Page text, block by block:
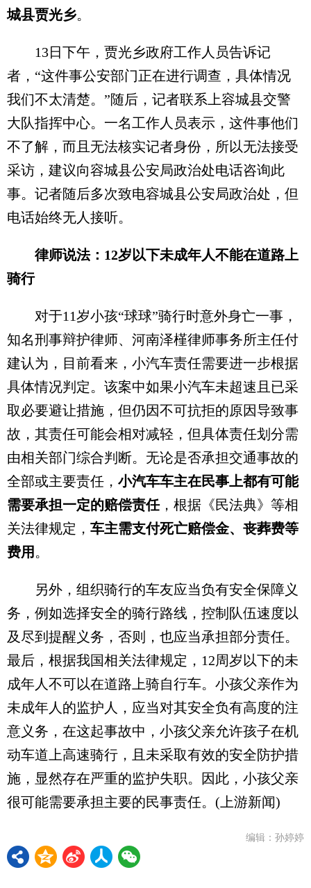
城县贾光乡。
13日下午，贾光乡政府工作人员告诉记
者，“这件事公安部门正在进行调查，具体情况
我们不太清楚。”随后，记者联系上容城县交警
大队指挥中心。一名工作人员表示，这件事他们
不了解，而且无法核实记者身份，所以无法接受
采访，建议向容城县公安局政治处电话咨询此
事。记者随后多次致电容城县公安局政治处，但
电话始终无人接听。
律师说法：12岁以下未成年人不能在道路上
骑行
对于11岁小孩“球球”骑行时意外身亡一事，
知名刑事辩护律师、河南泽槿律师事务所主任付
建认为，目前看来，小汽车责任需要进一步根据
具体情况判定。该案中如果小汽车未超速且已采
取必要避让措施，但仍因不可抗拒的原因导致事
故，其责任可能会相对减轻，但具体责任划分需
由相关部门综合判断。无论是否承担交通事故的
全部或主要责任， 小汽车车主在民事上都有可能
需要承担一定的赔偿责任，根据《民法典》等相
关法律规定， 车主需支付死亡赔偿金、丧葬费等
费用 。
另外，组织骑行的车友应当负有安全保障义
务，例如选择安全的骑行路线，控制队伍速度以
及尽到提醒义务，否则，也应当承担部分责任。
最后，根据我国相关法律规定，12周岁以下的未
成年人不可以在道路上骑自行车。小孩父亲作为
未成年人的监护人，应当对其安全负有高度的注
意义务，在这起事故中，小孩父亲允许孩子在机
动车道上高速骑行，且未采取有效的安全防护措
施，显然存在严重的监护失职。因此，小孩父亲
很可能需要承担主要的民事责任。(上游新闻)
编辑：孙婷婷